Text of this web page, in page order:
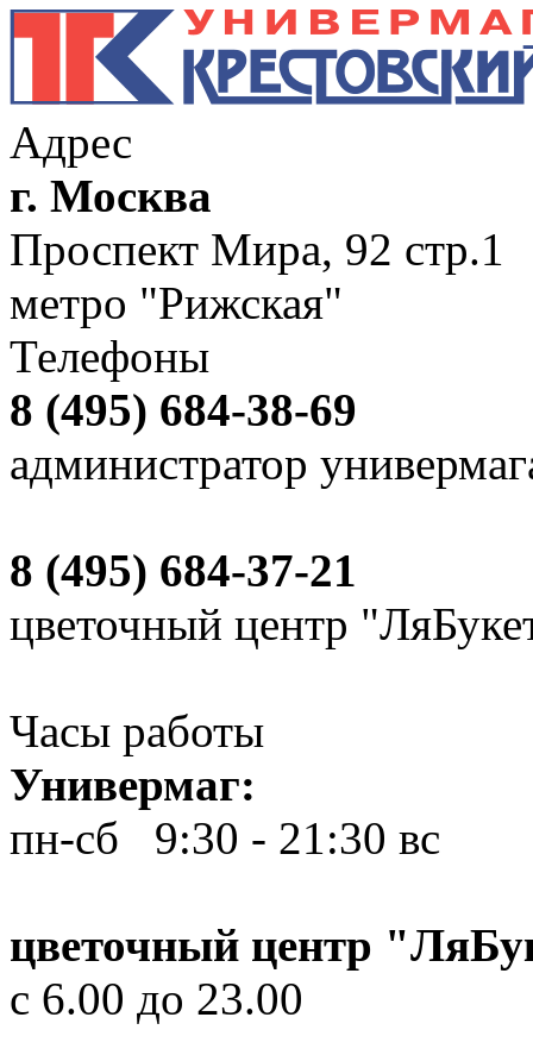
Адрес
г. Москва
Проспект Мира, 92 стр.1
метро "Рижская"
Телефоны
8 (495) 684-38-69
администратор
8 (495) 684-37-21
цветочный центр
Часы работы
Универмаг:
пн-сб 9:30 - 21:30 вс
цветочный центр
с 6.00 до 23.00